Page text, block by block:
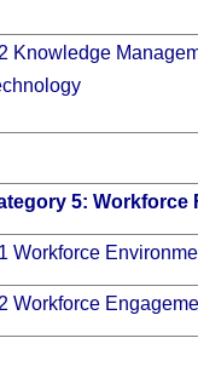
Knowledge
5: Workforce
Workforce
Workforce